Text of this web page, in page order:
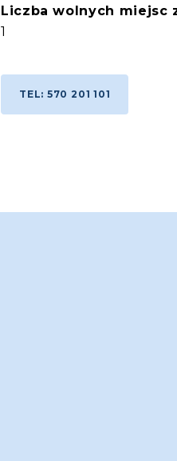
Liczba wolnych miejsc
1
TEL: 570 201 101